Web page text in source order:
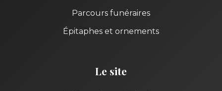
Parcours funéraires
Épitaphes et ornements
Le site